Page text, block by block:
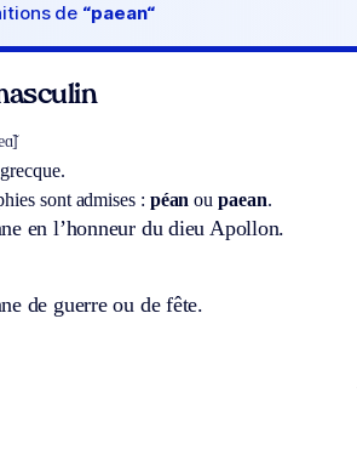
de “paean“
sont admises : péan oupaean.
en l’honneur du dieu Apollon.
de guerre ou de fête.